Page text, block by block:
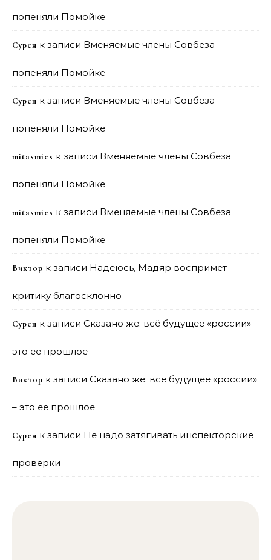
попеняли Помойке
Сурен к записи Вменяемые члены Совбеза
попеняли Помойке
Сурен к записи Вменяемые члены Совбеза
попеняли Помойке
mitasmies к записи Вменяемые члены Совбеза
попеняли Помойке
mitasmies к записи Вменяемые члены Совбеза
попеняли Помойке
Виктор к записи Надеюсь, Мадяр воспримет
критику благосклонно
Сурен к записи Сказано же: всё будущее «россии» –
это её прошлое
Виктор к записи Сказано же: всё будущее «россии»
– это её прошлое
Сурен к записи Не надо затягивать инспекторские
проверки